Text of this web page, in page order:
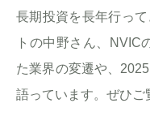
長期投資を長年行っ
トの中野さん、NVIC
た業界の変遷や、
語っています。ぜひご